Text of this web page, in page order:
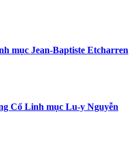
mục Jean-Baptiste Etcharren
Cố Linh mục Lu-y Nguyễn